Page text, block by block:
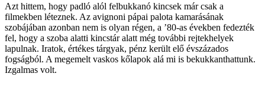
Azt hittem, hogy padló alól felbukkanó kincsek már csak a
filmekben léteznek. Az avignoni pápai palota kamarásának
szobájában azonban nem is olyan régen, a ’80-as években fedezték
fel, hogy a szoba alatti kincstár alatt még további rejtekhelyek
lapulnak. Iratok, értékes tárgyak, pénz került elő évszázados
fogságból. A megemelt vaskos kőlapok alá mi is bekukkanthattunk.
Izgalmas volt.